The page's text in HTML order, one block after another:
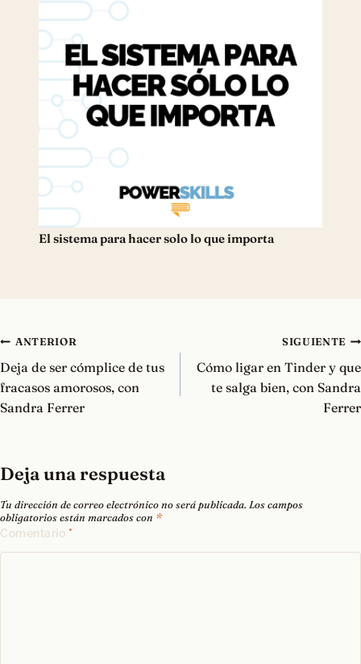
El sistema para hacer solo lo que importa
Navegación
de
entradas
ANTERIOR
Deja de ser cómplice de tus
fracasos amorosos, con
Sandra Ferrer
SIGUIENTE
Cómo ligar en Tinder y que
te salga bien, con Sandra
Ferrer
Deja una respuesta
Tu dirección de correo electrónico no será publicada. Los campos
obligatorios están marcados con *
Comentario *